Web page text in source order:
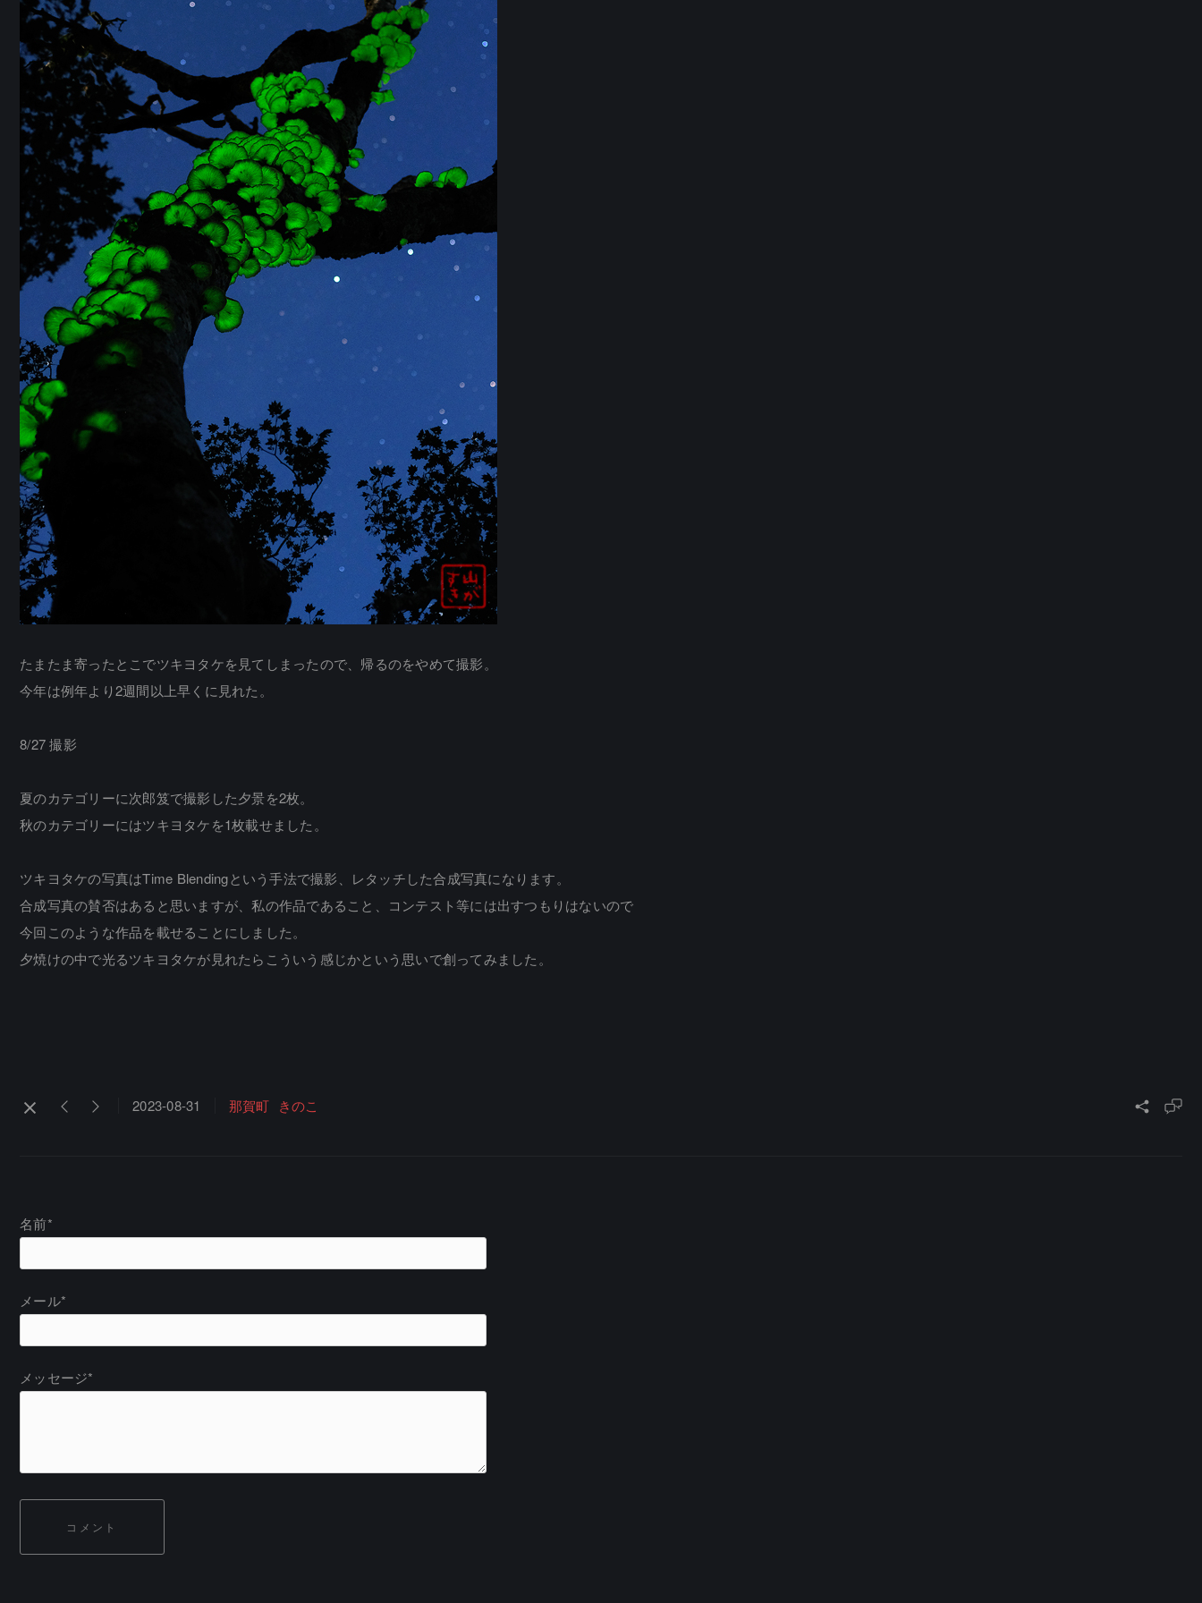
たまたま寄ったとこでツキヨタケを見てしまったので、帰るのをやめて撮影。
今年は例年より2週間以上早くに見れた。
8/27 撮影
夏のカテゴリーに次郎笈で撮影した夕景を2枚。
秋のカテゴリーにはツキヨタケを1枚載せました。
ツキヨタケの写真はTime Blendingという手法で撮影、レタッチした合成写真になります。
合成写真の賛否はあると思いますが、私の作品であること、コンテスト等には出すつもりはないので
今回このような作品を載せることにしました。
夕焼けの中で光るツキヨタケが見れたらこういう感じかという思いで創ってみました。
2023-08-31 那賀町 きのこ
名前*
メール*
メッセージ*
コメント